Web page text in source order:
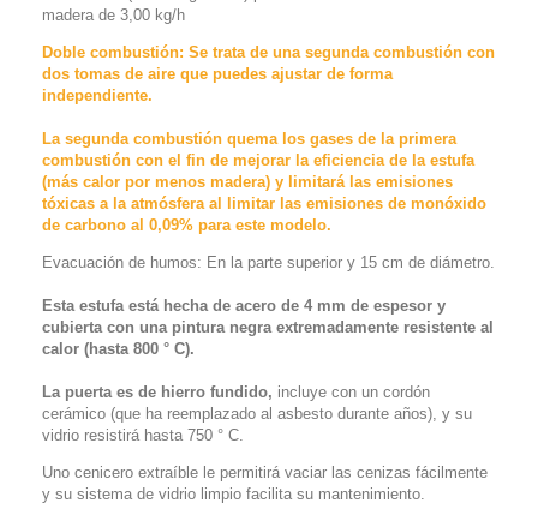
madera de 3,00 kg/h
Doble combustión: Se trata de una segunda combustión con
dos tomas de aire que puedes ajustar de forma
independiente.
La segunda combustión quema los gases de la primera
combustión con el fin de mejorar la eficiencia de la estufa
(más calor por menos madera) y limitará las emisiones
tóxicas a la atmósfera al limitar las emisiones de monóxido
de carbono al 0,09% para este modelo.
Evacuación de humos: En la parte superior y 15 cm de diámetro.
Esta estufa está hecha de acero de 4 mm de espesor y
cubierta con una pintura negra extremadamente resistente al
calor (hasta 800 ° C).
La puerta es de hierro fundido, incluye con un cordón
cerámico (que ha reemplazado al asbesto durante años), y su
vidrio resistirá hasta 750 ° C.
Uno cenicero extraíble le permitirá vaciar las cenizas fácilmente
y su sistema de vidrio limpio facilita su mantenimiento.